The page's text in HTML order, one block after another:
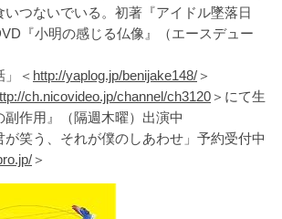
いつないでいる。初著『アイドル墜落日
『小明の感じる仏像』（エースデュー
」＜ http://yaplog.jp/benijake148/＞
ch.nicovideo.jp/channel/ch3120＞にて生
副作用』（隔週木曜）出演中
が笑う、それが僕のしあわせ」予約受付中
＞